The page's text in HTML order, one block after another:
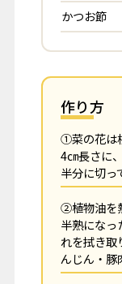
かつお節
作り方
①菜の花は
4㎝長さに
半分に切っ
②植物油を
半熟になっ
れを拭き
んじん・豚